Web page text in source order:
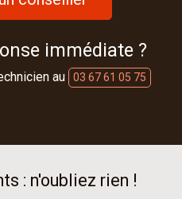
immédiate ?
au 03 67 61 05 75
: n'oubliez rien !